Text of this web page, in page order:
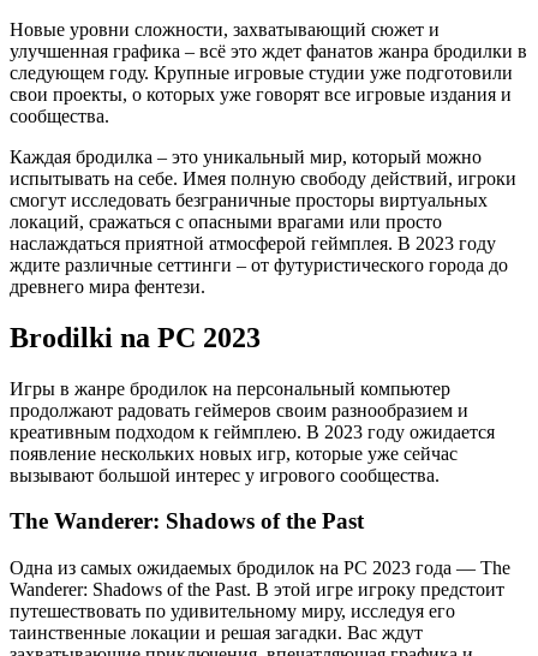
Новые уровни сложности, захватывающий сюжет и
улучшенная графика – всё это ждет фанатов жанра бродилки в
следующем году. Крупные игровые студии уже подготовили
свои проекты, о которых уже говорят все игровые издания и
сообщества.
Каждая бродилка – это уникальный мир, который можно
испытывать на себе. Имея полную свободу действий, игроки
смогут исследовать безграничные просторы виртуальных
локаций, сражаться с опасными врагами или просто
наслаждаться приятной атмосферой геймплея. В 2023 году
ждите различные сеттинги – от футуристического города до
древнего мира фентези.
Brodilki na PC 2023
Игры в жанре бродилок на персональный компьютер
продолжают радовать геймеров своим разнообразием и
креативным подходом к геймплею. В 2023 году ожидается
появление нескольких новых игр, которые уже сейчас
вызывают большой интерес у игрового сообщества.
The Wanderer: Shadows of the Past
Одна из самых ожидаемых бродилок на PC 2023 года — The
Wanderer: Shadows of the Past. В этой игре игроку предстоит
путешествовать по удивительному миру, исследуя его
таинственные локации и решая загадки. Вас ждут